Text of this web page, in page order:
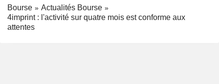
Bourse
Actualités Bourse
4imprint : l'activité sur quatre mois est conforme aux
attentes